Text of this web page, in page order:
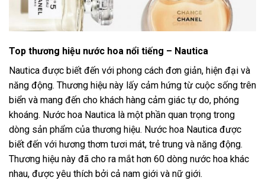
Top thương hiệu nước hoa nổi tiếng – Nautica
Nautica được biết đến với phong cách đơn giản, hiện đại và
năng động. Thương hiệu này lấy cảm hứng từ cuộc sống trên
biển và mang đến cho khách hàng cảm giác tự do, phóng
khoáng. Nước hoa Nautica là một phần quan trọng trong
dòng sản phẩm của thương hiệu. Nước hoa Nautica được
biết đến với hương thơm tươi mát, trẻ trung và năng động.
Thương hiệu này đã cho ra mắt hơn 60 dòng nước hoa khác
nhau, được yêu thích bởi cả nam giới và nữ giới.